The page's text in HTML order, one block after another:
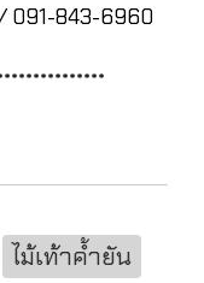
091-843-6960
ไม้เท้าค้ำยัน